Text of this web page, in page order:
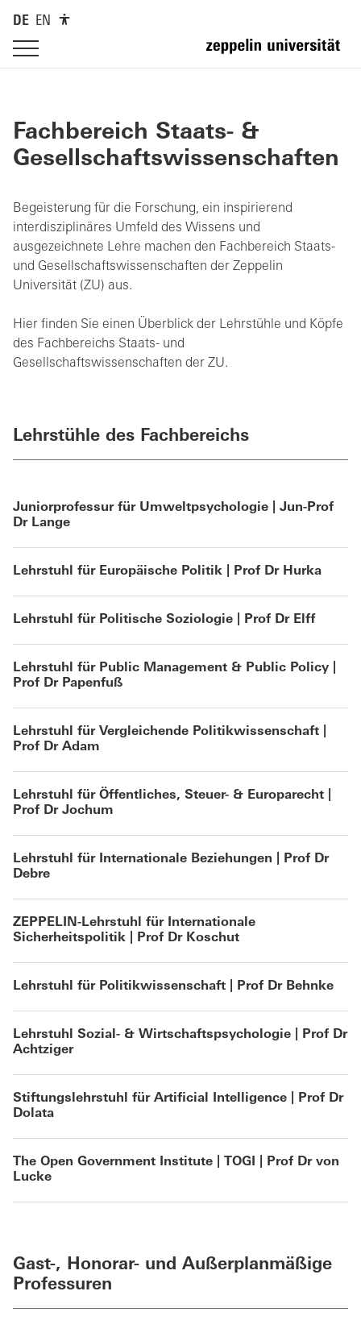
DE EN
Fachbereich Staats- &
Gesellschaftswissenschaften
Begeisterung für die Forschung, ein inspirierend
interdisziplinäres Umfeld des Wissens und
ausgezeichnete Lehre machen den Fachbereich Staats-
und Gesellschaftswissenschaften der Zeppelin
Universität (ZU) aus.
Hier finden Sie einen Überblick der Lehrstühle und Köpfe
des Fachbereichs Staats- und
Gesellschaftswissenschaften der ZU.
Lehrstühle des Fachbereichs
Juniorprofessur für Umweltpsychologie | Jun-Prof
Dr Lange
Lehrstuhl für Europäische Politik | Prof Dr Hurka
Lehrstuhl für Politische Soziologie | Prof Dr Elff
Lehrstuhl für Public Management & Public Policy |
Prof Dr Papenfuß
Lehrstuhl für Vergleichende Politikwissenschaft |
Prof Dr Adam
Lehrstuhl für Öffentliches, Steuer- & Europarecht |
Prof Dr Jochum
Lehrstuhl für Internationale Beziehungen | Prof Dr
Debre
ZEPPELIN-Lehrstuhl für Internationale
Sicherheitspolitik | Prof Dr Koschut
Lehrstuhl für Politikwissenschaft | Prof Dr Behnke
Lehrstuhl Sozial- & Wirtschaftspsychologie | Prof Dr
Achtziger
Stiftungslehrstuhl für Artificial Intelligence | Prof Dr
Dolata
The Open Government Institute | TOGI | Prof Dr von
Lucke
Gast-, Honorar- und Außerplanmäßige
Professuren